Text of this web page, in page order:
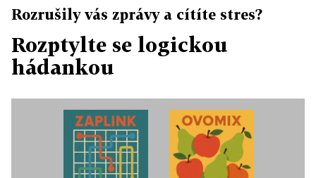
Rozrušily vás zprávy a cítíte stres?
Rozptylte se logickou
hádankou